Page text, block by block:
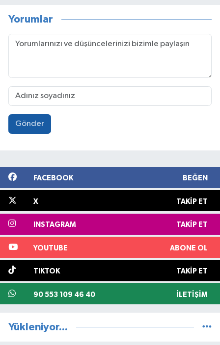
Yorumlar
Gönder
FACEBOOK BEĞEN
X TAKIP ET
INSTAGRAM TAKIP ET
YOUTUBE ABONE OL
TIKTOK TAKIP ET
90 553 109 46 40 İLETIŞIM
Yükleniyor...